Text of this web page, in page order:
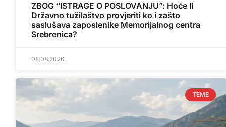
ZBOG “ISTRAGE O POSLOVANJU”: Hoće li
Državno tužilaštvo provjeriti ko i zašto
saslušava zaposlenike Memorijalnog centra
Srebrenica?
08.08.2026.
TEME